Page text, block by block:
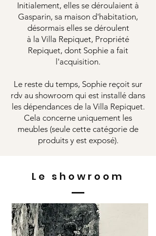
Initialement, elles se déroulaient à
Gasparin, sa maison d'habitation,
désormais elles se déroulent
à la Villa Repiquet, Propriété
Repiquet, dont Sophie a fait
l'acquisition.
Le reste du temps, Sophie reçoit sur
rdv au showroom qui est installé dans
les dépendances de la Villa Repiquet.
Cela concerne uniquement les
meubles (seule cette catégorie de
produits y est exposé).
Le showroom